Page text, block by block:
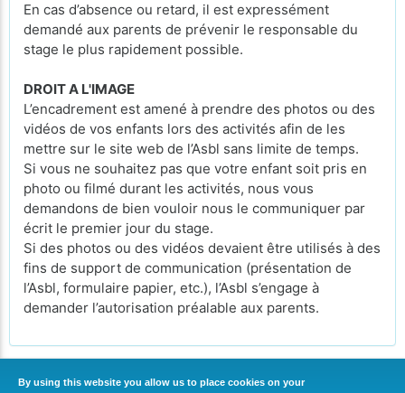
En cas d’absence ou retard, il est expressément
demandé aux parents de prévenir le responsable du
stage le plus rapidement possible.
DROIT A L'IMAGE
L’encadrement est amené à prendre des photos ou des
vidéos de vos enfants lors des activités afin de les
mettre sur le site web de l’Asbl sans limite de temps.
Si vous ne souhaitez pas que votre enfant soit pris en
photo ou filmé durant les activités, nous vous
demandons de bien vouloir nous le communiquer par
écrit le premier jour du stage.
Si des photos ou des vidéos devaient être utilisés à des
fins de support de communication (présentation de
l’Asbl, formulaire papier, etc.), l’Asbl s’engage à
demander l’autorisation préalable aux parents.
By using this website you allow us to place cookies on your